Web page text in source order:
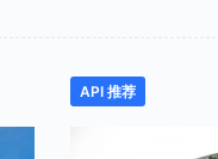
API 推荐